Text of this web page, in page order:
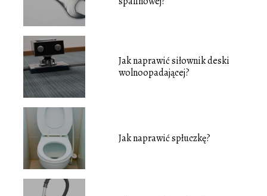
Jak naprawić siłownik deski
wolnoopadającej?
Jak naprawić spłuczkę?